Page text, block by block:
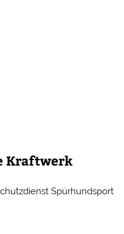
Kraftwerk
Spürhundsport